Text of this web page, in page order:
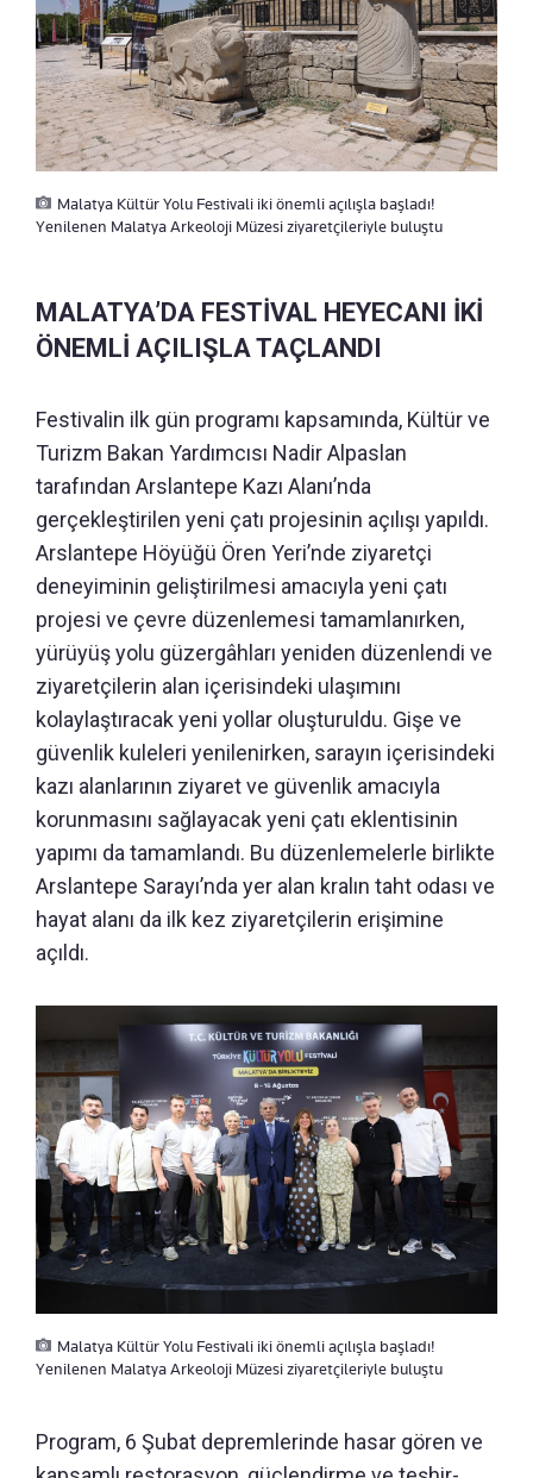
Malatya Kültür Yolu Festivali iki önemli açılışla başladı!
Yenilenen Malatya Arkeoloji Müzesi ziyaretçileriyle buluştu
MALATYA’DA FESTİVAL HEYECANI İKİ
ÖNEMLİ AÇILIŞLA TAÇLANDI
Festivalin ilk gün programı kapsamında, Kültür ve
Turizm Bakan Yardımcısı Nadir Alpaslan
tarafından Arslantepe Kazı Alanı’nda
gerçekleştirilen yeni çatı projesinin açılışı yapıldı.
Arslantepe Höyüğü Ören Yeri’nde ziyaretçi
deneyiminin geliştirilmesi amacıyla yeni çatı
projesi ve çevre düzenlemesi tamamlanırken,
yürüyüş yolu güzergâhları yeniden düzenlendi ve
ziyaretçilerin alan içerisindeki ulaşımını
kolaylaştıracak yeni yollar oluşturuldu. Gişe ve
güvenlik kuleleri yenilenirken, sarayın içerisindeki
kazı alanlarının ziyaret ve güvenlik amacıyla
korunmasını sağlayacak yeni çatı eklentisinin
yapımı da tamamlandı. Bu düzenlemelerle birlikte
Arslantepe Sarayı’nda yer alan kralın taht odası ve
hayat alanı da ilk kez ziyaretçilerin erişimine
açıldı.
Malatya Kültür Yolu Festivali iki önemli açılışla başladı!
Yenilenen Malatya Arkeoloji Müzesi ziyaretçileriyle buluştu
Program, 6 Şubat depremlerinde hasar gören ve